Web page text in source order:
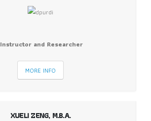
Instructor and Researcher
MORE INFO
XUELI ZENG, M.B.A.